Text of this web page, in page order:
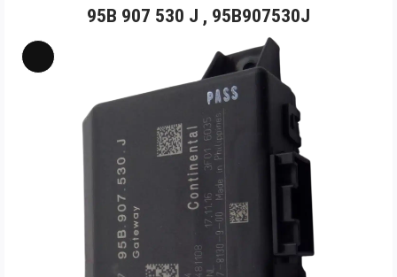
95B 907 530 J , 95B907530J
Long